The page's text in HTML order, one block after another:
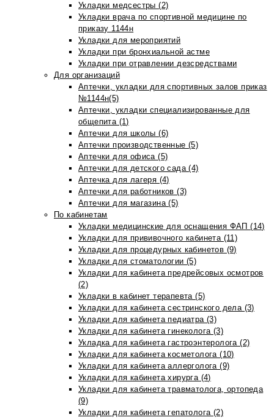
Укладки медсестры (2)
Укладки врача по спортивной медицине по
приказу 1144н
Укладки для мероприятий
Укладки при бронхиальной астме
Укладки при отравлении дезсредствами
Для организаций
Аптечки, укладки для спортивных залов приказ
№1144н(5)
Аптечки, укладки специализированные для
общепита (1)
Аптечки для школы (6)
Аптечки производственные (5)
Аптечки для офиса (5)
Аптечки для детского сада (4)
Аптечка для лагеря (4)
Аптечки для работников (3)
Аптечки для магазина (5)
По кабинетам
Укладки медицинские для оснащения ФАП (14)
Укладки для прививочного кабинета (11)
Укладки для процедурных кабинетов (9)
Укладки для стоматологии (5)
Укладки для кабинета предрейсовых осмотров
(2)
Укладки в кабинет терапевта (5)
Укладки для кабинета сестринского дела (3)
Укладки для кабинета педиатра (3)
Укладки для кабинета гинеколога (3)
Укладка для кабинета гастроэнтеролога (2)
Укладки для кабинета косметолога (10)
Укладки для кабинета аллерголога (9)
Укладки для кабинета хирурга (4)
Укладки для кабинета травматолога, ортопеда
(9)
Укладки для кабинета гепатолога (2)